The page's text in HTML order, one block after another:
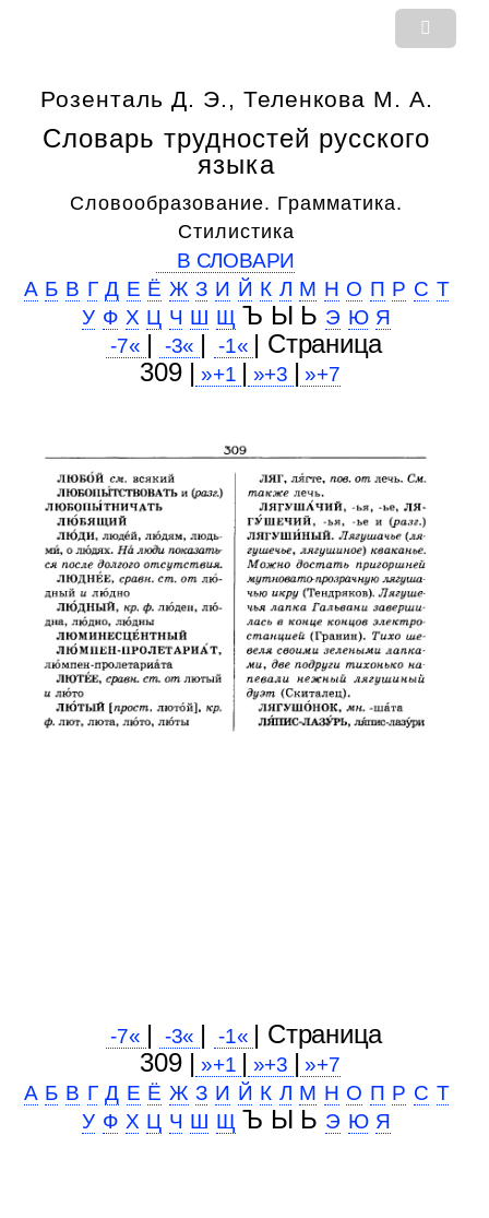
Розенталь Д. Э., Теленкова М. А.
Словарь трудностей русского
языка
Словообразование. Грамматика.
Стилистика
В СЛОВАРИ
А Б В Г Д Е Ё Ж З И Й К Л М Н О П Р С Т
У Ф Х Ц Ч Ш Щ Ъ Ы Ь Э Ю Я
-7« | -3« | -1« | Cтраница
309 | »+1 | »+3 | »+7
-7« | -3« | -1« | Cтраница
309 | »+1 | »+3 | »+7
А Б В Г Д Е Ё Ж З И Й К Л М Н О П Р С Т
У Ф Х Ц Ч Ш Щ Ъ Ы Ь Э Ю Я